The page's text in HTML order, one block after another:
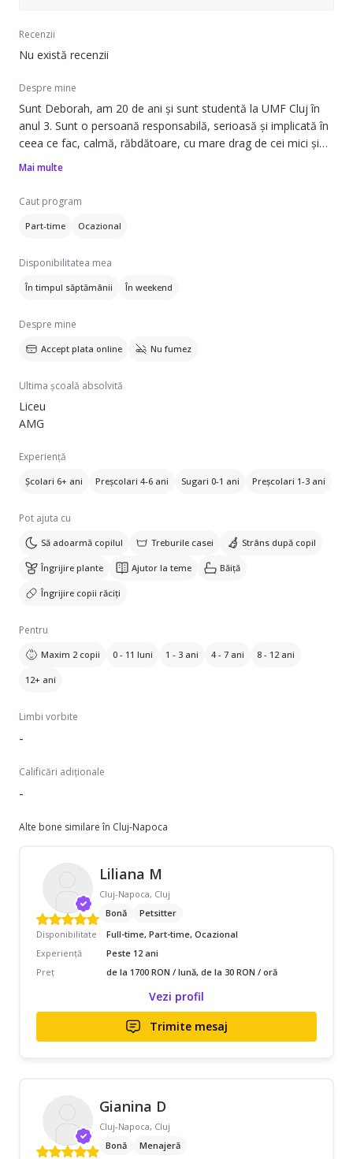
Recenzii
Nu există recenzii
Despre mine
Sunt Deborah, am 20 de ani și sunt studentă la UMF Cluj în
anul 3. Sunt o persoană responsabilă, serioasă și implicată în
ceea ce fac, calmă, răbdătoare, cu mare drag de cei mici și
îmi doresc să contribui la dezvoltarea lor armonioasă într-un
familiei, scopul meu este să fiu un sprijin pentru părinți și o
prietenă pentru copii.
Mai multe
Caut program
Part-time Ocazional
Disponibilitatea mea
În timpul săptămânii În weekend
Despre mine
Accept plata online Nu fumez
Ultima școală absolvită
Liceu
AMG
Experiență
Școlari 6+ ani Preșcolari 4-6 ani Sugari 0-1 ani Preșcolari 1-3 ani
Pot ajuta cu
Să adoarmă copilul Treburile casei Strâns după copil
Îngrijire plante Ajutor la teme Băiță
Îngrijire copii răciți
Pentru
Maxim 2 copii 0 - 11 luni 1 - 3 ani 4 - 7 ani 8 - 12 ani
12+ ani
Limbi vorbite
-
Calificări adiționale
-
Alte bone similare în Cluj-Napoca
Liliana M
Cluj-Napoca, Cluj
Bonă
Petsitter
Disponibilitate
Full-time, Part-time, Ocazional
Experiență
Peste 12 ani
Preț
de la 1700 RON / lună, de la 30 RON / oră
Vezi profil
Trimite mesaj
Gianina D
Cluj-Napoca, Cluj
Bonă
Menajeră